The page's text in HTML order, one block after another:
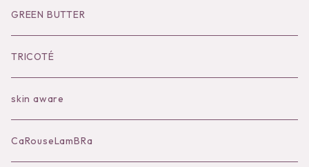
Socks
Shoes
Bilitis dix-sept ans
Inner
Outer
Bag
Accessories
Goods
Goods
GREEN BUTTER
TRICOTÉ
skin aware
CaRouseLamBRa